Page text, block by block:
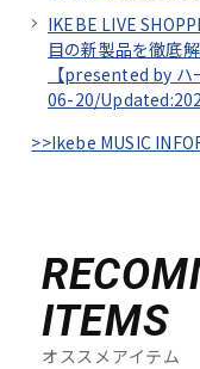
IKEBE LIVE
目の新製品を徹底
【presented by
06-20/
>>Ikebe MUSIC
ITEMS
オススメアイテム